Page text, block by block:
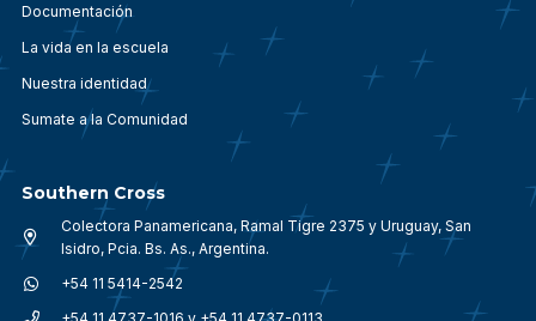
Documentación
La vida en la escuela
Nuestra identidad
Sumate a la Comunidad
Southern Cross
Colectora Panamericana, Ramal Tigre 2375 y Uruguay, San
Isidro, Pcia. Bs. As., Argentina.
+54 11 5414-2542